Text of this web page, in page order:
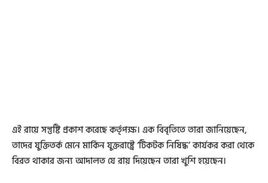
এই রায়ে সন্তুষ্টি প্রকাশ করেছে কর্তৃপক্ষ। এক বিবৃতিতে তারা জানিয়েছেন,
তাদের যুক্তিতর্ক মেনে মার্কিন যুক্তরাষ্ট্রে ‘টিকটক নিষিদ্ধ’ কার্যকর করা থেকে
বিরত থাকার জন্য আদালত যে রায় দিয়েছেন তারা খুশি হয়েছেন।